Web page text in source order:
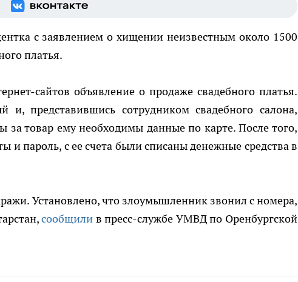
с заявлением о хищении неизвестным около 1500
платья.
сайтов объявление о продаже свадебного платья.
и, представившись сотрудником свадебного салона,
за товар ему необходимы данные по карте. После того,
и пароль, с ее счета были списаны денежные средства в
Установлено, что злоумышленник звонил с номера,
сообщили в пресс-службе УМВД по Оренбургской